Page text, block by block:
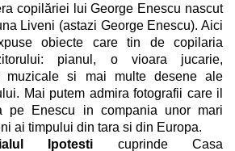
copilăriei lui George Enescu nascut
Liveni (astazi George Enescu). Aici
obiecte care tin de copilaria
pianul, o vioara jucarie,
muzicale si mai multe desene ale
Mai putem admira fotografii care il
pe Enescu in compania unor mari
ai timpului din tara si din Europa.
Ipotesti cuprinde Casa